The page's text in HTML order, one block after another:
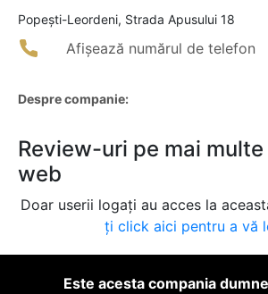
Popeşti-Leordeni, Strada Apusului 18
Afișează numărul de telefon
Despre companie:
Review-uri pe mai
web
Doar userii logați au acces la
ți click aici pentru a vă
Este acesta compania